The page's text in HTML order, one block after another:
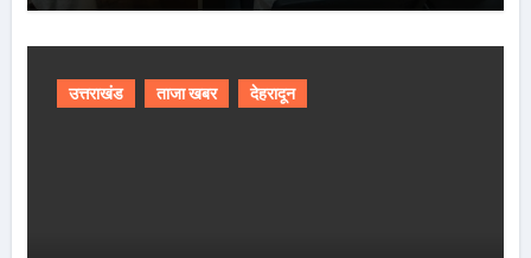
उत्तराखंड ताजा खबर देहरादून